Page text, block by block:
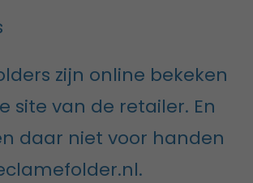
zijn online bekeken
site van de retailer. En
daar niet voor handen